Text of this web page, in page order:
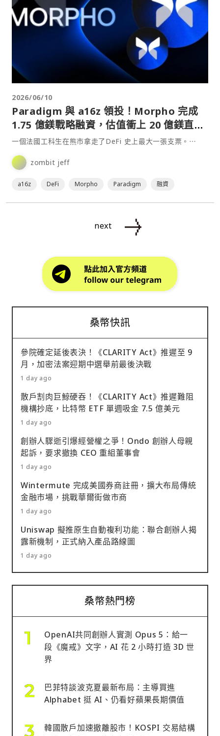
2026/06/10
Paradigm 與 a16z 領投！Morpho 完成
1.75 億鎂戰略融資，估值衝上 20 億鎂直追
Aave
一個法國工科生在熊市拿走了DeFi 史上最大一張支票。⋯
zombit jeff
a16z DeFi Morpho Paradigm 融資
next
桑幣快訊
參院確定延後表決！《CLARITY Act》推遲至 9
月，加密法案迎期中選舉前最後決戰
1 day ago
散戶割肉巨鯨硬吞！《CLARITY Act》推遲難阻
機構抄底，比特幣 ETF 單週吸金 7.5 億美元
1 day ago
創辦人驟逝引爆經營權之爭！Ondo 創辦人母親
起訴，要求撤換 CEO 重組董事會
1 day ago
Wintermute 完成美國券商註冊，擴大布局傳統
金融市場，挑戰華爾街做市商
1 day ago
Uniswap 擬推原生自動複利功能：聯合創辦人揭
露新機制，正式納入產品路線圖
1 day ago
桑幣熱門榜
OpenAI共同創辦人實測 Opus 5：給一
段《魔戒》文字，AI 花 2 小時打造 3D 世
界
巴菲特談波克夏最新布局：主導買進
Alphabet 挺 AI、仍看好蘋果長期價值
韓國散戶加速撤離股市！KOSPI 交易結構